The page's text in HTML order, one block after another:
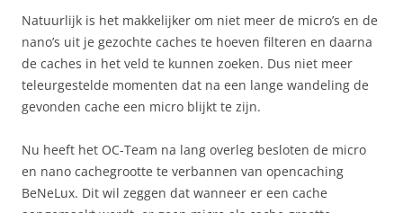
Natuurlijk is het makkelijker om niet meer de micro’s en de
nano’s uit je gezochte caches te hoeven filteren en daarna
de caches in het veld te kunnen zoeken. Dus niet meer
teleurgestelde momenten dat na een lange wandeling de
gevonden cache een micro blijkt te zijn.
Nu heeft het OC-Team na lang overleg besloten de micro
en nano cachegrootte te verbannen van opencaching
BeNeLux. Dit wil zeggen dat wanneer er een cache